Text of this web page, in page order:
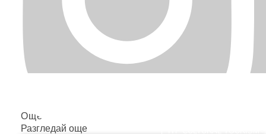
Още обекти
Разгледай още